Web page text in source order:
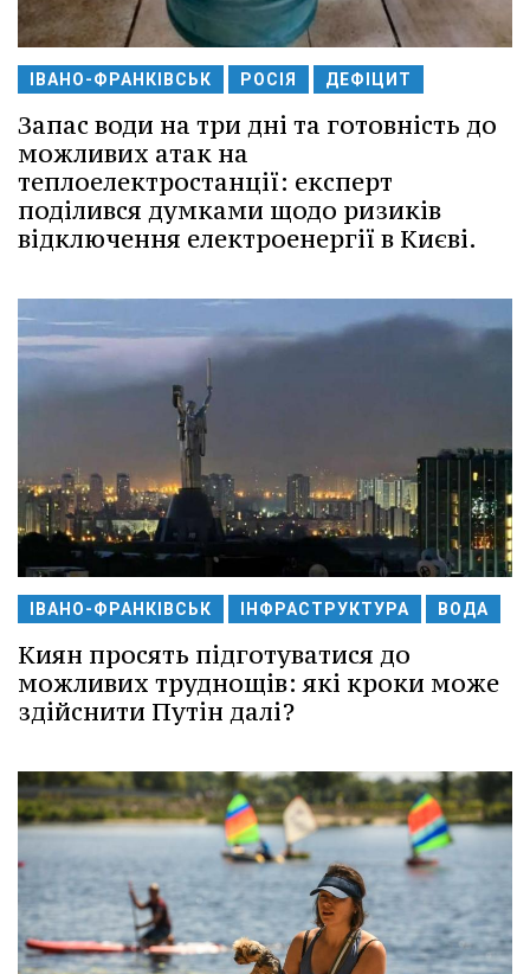
ІВАНО-ФРАНКІВСЬК РОСІЯ ДЕФІЦИТ
Запас води на три дні та готовність до
можливих атак на
теплоелектростанції: експерт
поділився думками щодо ризиків
відключення електроенергії в Києві.
ІВАНО-ФРАНКІВСЬК ІНФРАСТРУКТУРА ВОДА
Киян просять підготуватися до
можливих труднощів: які кроки може
здійснити Путін далі?